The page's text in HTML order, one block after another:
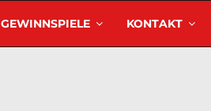
GEWINNSPIELE KONTAKT